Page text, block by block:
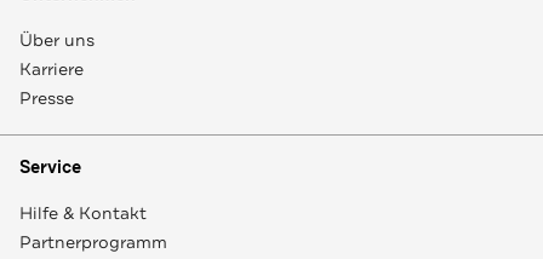
Über uns
Karriere
Presse
Service
Hilfe & Kontakt
Partnerprogramm